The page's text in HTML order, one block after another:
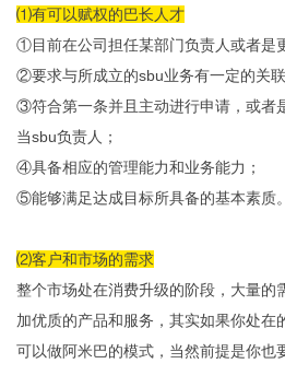
⑴有可以赋权的巴长人才
①目前在公司担任某部门负责人或者是
②要求与所成立的sbu业务有一定的关联
③符合第一条并且主动进行申请，或者
当sbu负责人；
④具备相应的管理能力和业务能力；
⑤能够满足达成目标所具备的基本素质。
⑵客户和市场的需求
整个市场处在消费升级的阶段，大量的
加优质的产品和服务，其实如果你处在
可以做阿米巴的模式，当然前提是你也